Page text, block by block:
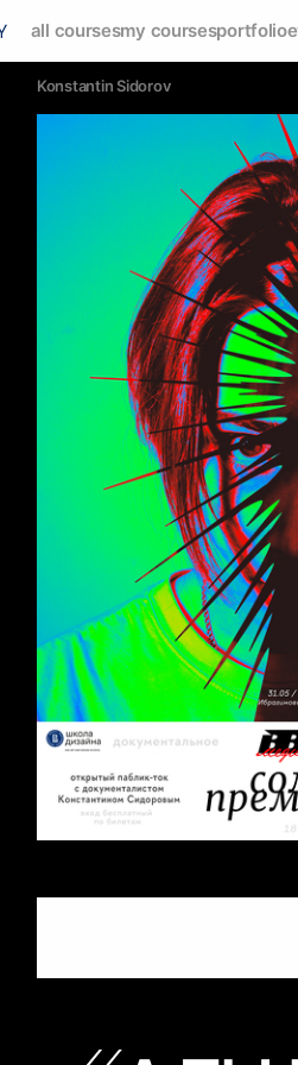
all coursesmy coursesportfolio
Konstantin Sidorov